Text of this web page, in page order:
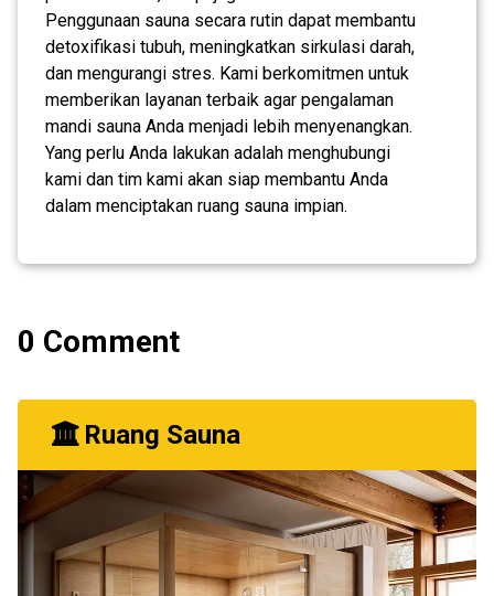
Penggunaan sauna secara rutin dapat membantu
detoxifikasi tubuh, meningkatkan sirkulasi darah,
dan mengurangi stres. Kami berkomitmen untuk
memberikan layanan terbaik agar pengalaman
mandi sauna Anda menjadi lebih menyenangkan.
Yang perlu Anda lakukan adalah menghubungi
kami dan tim kami akan siap membantu Anda
dalam menciptakan ruang sauna impian.
0 Comment
Ruang Sauna